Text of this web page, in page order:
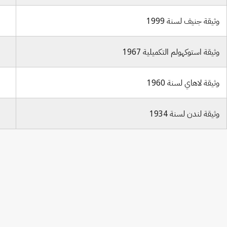
وثيقة جنيف لسنة 1999
وثيقة استوكهولم التكميلية 1967
وثيقة لاهاي لسنة 1960
وثيقة لندن لسنة 1934